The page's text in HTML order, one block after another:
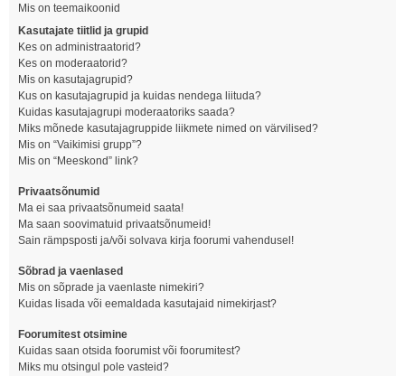
Mis on teemaikoonid
Kasutajate tiitlid ja grupid
Kes on administraatorid?
Kes on moderaatorid?
Mis on kasutajagrupid?
Kus on kasutajagrupid ja kuidas nendega liituda?
Kuidas kasutajagrupi moderaatoriks saada?
Miks mõnede kasutajagruppide liikmete nimed on värvilised?
Mis on “Vaikimisi grupp”?
Mis on “Meeskond” link?
Privaatsõnumid
Ma ei saa privaatsõnumeid saata!
Ma saan soovimatuid privaatsõnumeid!
Sain rämpsposti ja/või solvava kirja foorumi vahendusel!
Sõbrad ja vaenlased
Mis on sõprade ja vaenlaste nimekiri?
Kuidas lisada või eemaldada kasutajaid nimekirjast?
Foorumitest otsimine
Kuidas saan otsida foorumist või foorumitest?
Miks mu otsingul pole vasteid?